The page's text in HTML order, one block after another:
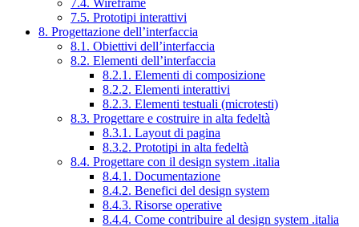
7.4. Wireframe
7.5. Prototipi interattivi
8. Progettazione dell’interfaccia
8.1. Obiettivi dell’interfaccia
8.2. Elementi dell’interfaccia
8.2.1. Elementi di composizione
8.2.2. Elementi interattivi
8.2.3. Elementi testuali (microtesti)
8.3. Progettare e costruire in alta fedeltà
8.3.1. Layout di pagina
8.3.2. Prototipi in alta fedeltà
8.4. Progettare con il design system .italia
8.4.1. Documentazione
8.4.2. Benefici del design system
8.4.3. Risorse operative
8.4.4. Come contribuire al design system .italia